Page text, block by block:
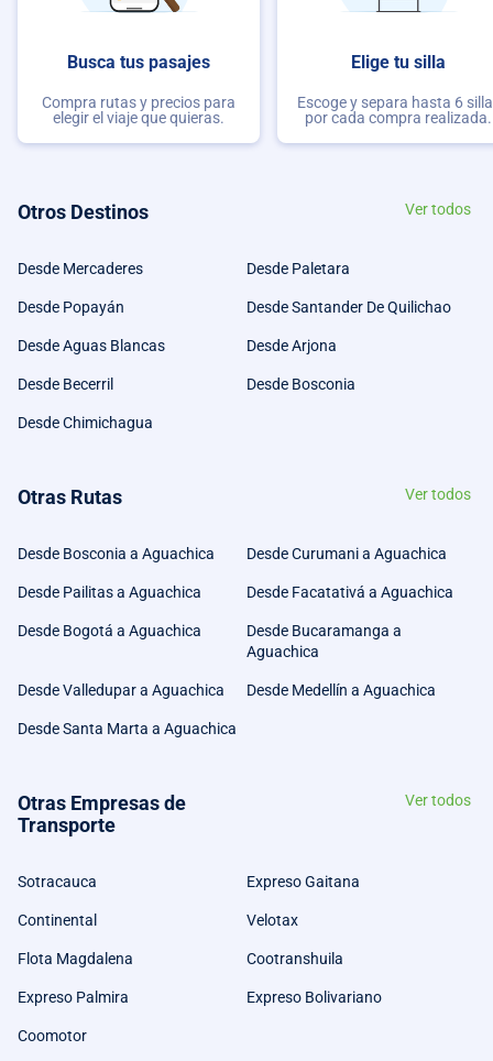
Busca tus pasajes
Compra rutas y precios para
elegir el viaje que quieras.
Elige tu silla
Escoge y separa hasta 6
por cada compra realizada.
Otros Destinos Ver todos
Desde Mercaderes Desde Paletara
Desde Popayán Desde Santander De Quilichao
Desde Aguas Blancas Desde Arjona
Desde Becerril Desde Bosconia
Desde Chimichagua
Otras Rutas Ver todos
Desde Bosconia a Aguachica Desde Curumani a Aguachica
Desde Pailitas a Aguachica Desde Facatativá a Aguachica
Desde Bogotá a Aguachica
Desde Bucaramanga a
Aguachica
Desde Valledupar a Aguachica Desde Medellín a Aguachica
Desde Santa Marta a Aguachica
Otras Empresas de
Transporte
Ver todos
Sotracauca Expreso Gaitana
Continental Velotax
Flota Magdalena Cootranshuila
Expreso Palmira Expreso Bolivariano
Coomotor